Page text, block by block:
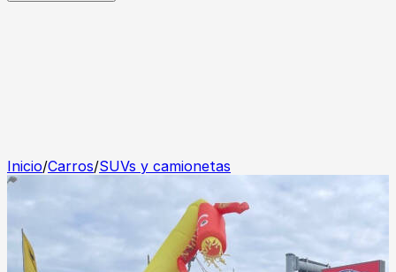
Inicio/Carros/SUVs y camionetas